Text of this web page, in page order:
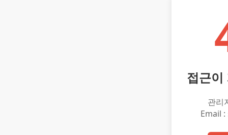
접근이
관리
Email